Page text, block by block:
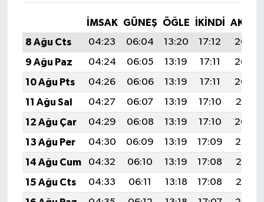
İMSAK GÜNEŞ ÖĞLE İKINDI
8 Ağu Cts
04:23 06:04 13:20 17:12
20:25
9 Ağu Paz
04:24 06:05 13:19 17:11
20:24
10 Ağu Pts
04:26 06:06 13:19 17:11
20:23
11 Ağu Sal
04:27 06:07 13:19 17:10
20:21
12 Ağu Çar
04:29 06:08 13:19 17:10
20:20
13 Ağu Per
04:30 06:09 13:19 17:09
20:19
14 Ağu Cum
04:32 06:10 13:19 17:08
20:17
15 Ağu Cts
04:33 06:11 13:18 17:08
20:16